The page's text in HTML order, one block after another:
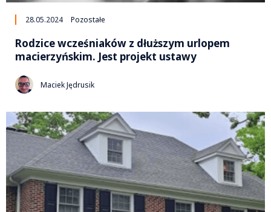
28.05.2024 Pozostałe
Rodzice wcześniaków z dłuższym urlopem
macierzyńskim. Jest projekt ustawy
Maciek Jędrusik